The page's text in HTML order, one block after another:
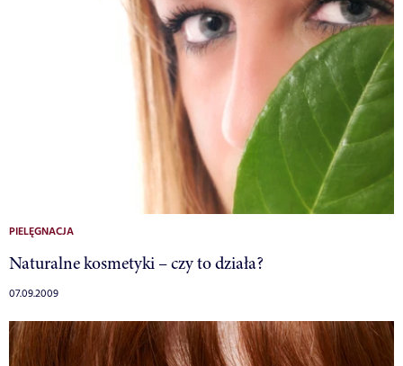
PIELĘGNACJA
Naturalne kosmetyki – czy to działa?
07.09.2009